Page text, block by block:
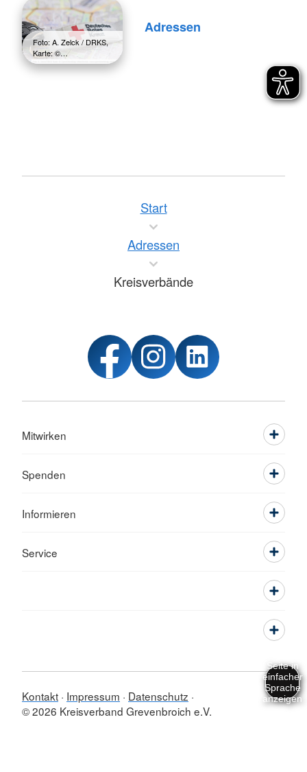
Foto: A. Zelck / DRKS,
Karte: ©…
Adressen
Start
Adressen
Kreisverbände
Mitwirken
Spenden
Informieren
Service
Kontakt Impressum
Datenschutz
© 2026 Kreisverband Grevenbroich e.V.